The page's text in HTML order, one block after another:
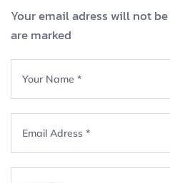
Your email adress will not
are marked